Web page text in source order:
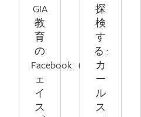
GIA
教
育
の
Facebook（フ
ェ
イ
ス
探
検
す
る :
カ
ー
ル
ス